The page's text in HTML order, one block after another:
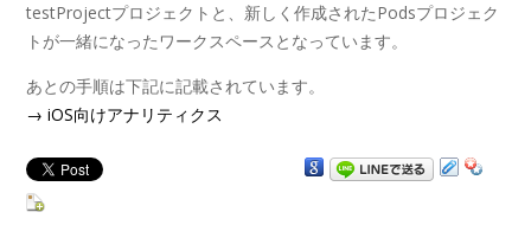
testProjectプロジェクトと、新しく作成されたPodsプロジェク
トが一緒になったワークスペースとなっています。
あとの手順は下記に記載されています。
→ iOS向けアナリティクス